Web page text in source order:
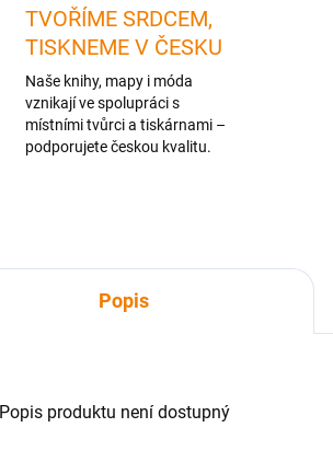
TVOŘÍME SRDCEM,
TISKNEME V ČESKU
Naše knihy, mapy i móda
vznikají ve spolupráci s
místními tvůrci a tiskárnami –
podporujete českou kvalitu.
Popis
Popis produktu není dostupný